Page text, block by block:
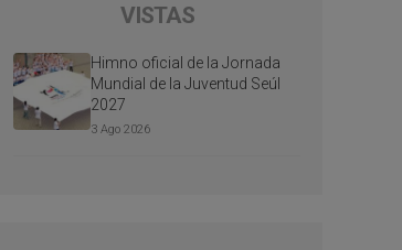
VISTAS
Himno oficial de la Jornada
Mundial de la Juventud Seúl
2027
3 Ago 2026